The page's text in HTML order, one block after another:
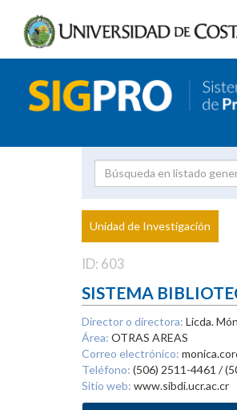
Proyecto
Unidad de Investigación
ID: 603
SISTEMA
Director o directora: Licda.
Área: OTRAS AREAS
Correo electrónico:
Teléfono: (506) 2511-4461 /
Sitio web: www.sibdi.ucr.ac.cr